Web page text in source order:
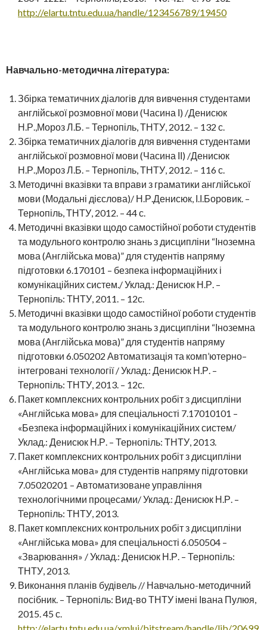
http://elartu.tntu.edu.ua/handle/123456789/19450
Навчально-методична література:
Збірка тематичних діалогів для вивчення студентами
англійської розмовної мови (Часина І) /Денисюк
Н.Р.,Мороз Л.Б. – Тернопіль, ТНТУ, 2012. – 132 с.
Збірка тематичних діалогів для вивчення студентами
англійської розмовної мови (Часина ІІ) /Денисюк
Н.Р.,Мороз Л.Б. – Тернопіль, ТНТУ, 2012. – 116 с.
Методичні вказівки та вправи з граматики англійської
мови (Модальні дієслова)/ Н.Р.Денисюк, І.І.Боровик. –
Тернопіль, ТНТУ, 2012. – 44 с.
Методичні вказівки щодо самостійної роботи студентів
та модульного контролю знань з дисципліни “Іноземна
мова (Англійська мова)” для студентів напряму
підготовки 6.170101 – безпека інформаційних і
комунікаційних систем./ Уклад.: Денисюк Н.Р. –
Тернопіль: ТНТУ, 2011. – 12с.
Методичні вказівки щодо самостійної роботи студентів
та модульного контролю знань з дисципліни “Іноземна
мова (Англійська мова)” для студентів напряму
підготовки 6.050202 Автоматизація та комп’ютерно–
інтегровані технології / Уклад.: Денисюк Н.Р. –
Тернопіль: ТНТУ, 2013. – 12с.
Пакет комплексних контрольних робіт з дисципліни
«Англійська мова» для спеціальності 7.17010101 –
«Безпека інформаційних і комунікаційних систем/
Уклад.: Денисюк Н.Р. – Тернопіль: ТНТУ, 2013.
Пакет комплексних контрольних робіт з дисципліни
«Англійська мова» для студентів напряму підготовки
7.05020201 – Aвтоматизоване управління
технологічними процесами/ Уклад.: Денисюк Н.Р. –
Тернопіль: ТНТУ, 2013.
Пакет комплексних контрольних робіт з дисципліни
«Англійська мова» для спеціальності 6.050504 –
«Зварювання» / Уклад.: Денисюк Н.Р. – Тернопіль:
ТНТУ, 2013.
Виконання планів будівель // Навчально-методичний
посібник. – Тернопіль: Вид-во ТНТУ імені Івана Пулюя,
2015. 45 с.